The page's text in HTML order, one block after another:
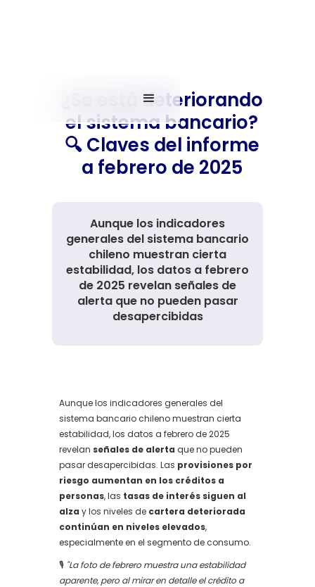
¿Se está deteriorando
el sistema bancario?
🔍 Claves del informe
a febrero de 2025
Aunque los indicadores
generales del sistema bancario
chileno muestran cierta
estabilidad, los datos a febrero
de 2025 revelan señales de
alerta que no pueden pasar
desapercibidas
Aunque los indicadores generales del
sistema bancario chileno muestran cierta
estabilidad, los datos a febrero de 2025
revelan señales de alerta que no pueden
pasar desapercibidas. Las provisiones por
riesgo aumentan en los créditos a
personas, las tasas de interés siguen al
alza y los niveles de cartera deteriorada
continúan en niveles elevados,
especialmente en el segmento de consumo.
🎙️ "La foto de febrero muestra una estabilidad
aparente, pero al mirar en detalle el crédito a